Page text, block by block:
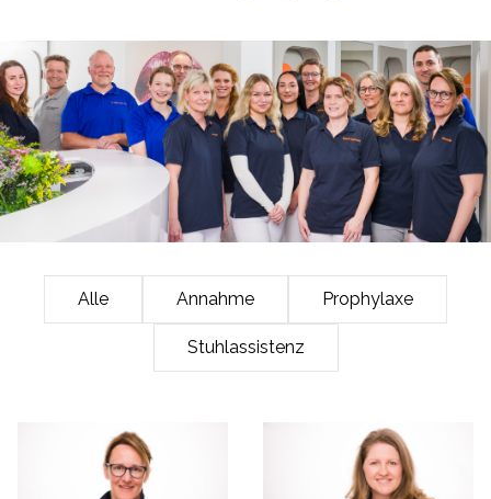
Alle Annahme Prophylaxe
Stuhlassistenz